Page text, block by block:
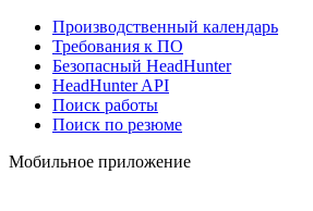
Производственный календарь
Требования к ПО
Безопасный HeadHunter
HeadHunter API
Поиск работы
Поиск по резюме
Мобильное приложение